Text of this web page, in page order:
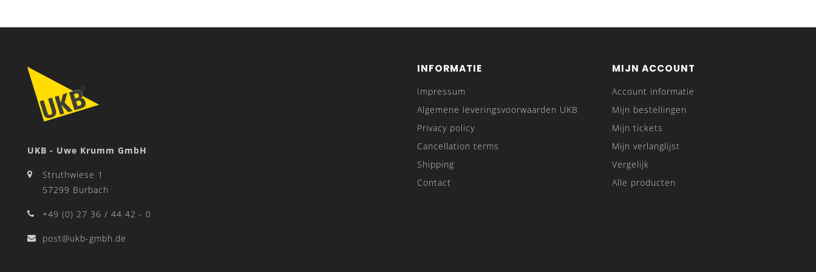
UKB - Uwe Krumm GmbH
Struthwiese 1
57299 Burbach
+49 (0) 27 36 / 44 42 - 0
post@ukb-gmbh.de
INFORMATIE
Impressum
Algemene leveringsvoorwaarden UKB
Privacy policy
Cancellation terms
Shipping
Contact
MIJN ACCOUNT
Account informatie
Mijn bestellingen
Mijn tickets
Mijn verlanglijst
Vergelijk
Alle producten